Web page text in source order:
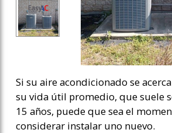
Si su aire acondicionado se
su vida útil promedio, que suele
15 años, puede que sea el
considerar instalar uno nuevo.